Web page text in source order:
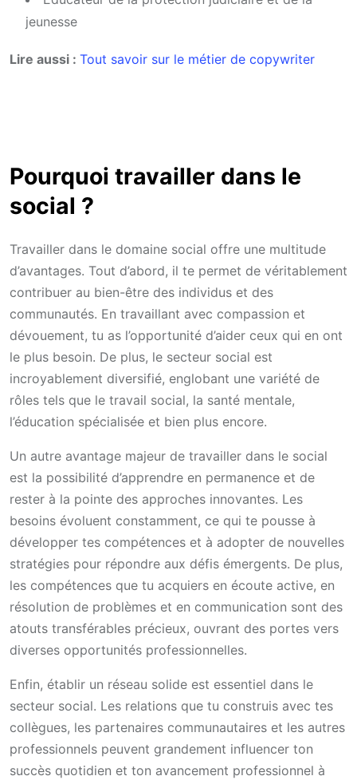
jeunesse
Lire aussi : Tout savoir sur le métier de copywriter
Pourquoi travailler dans le
social ?
Travailler dans le domaine social offre une multitude
d’avantages. Tout d’abord, il te permet de véritablement
contribuer au bien-être des individus et des
communautés. En travaillant avec compassion et
dévouement, tu as l’opportunité d’aider ceux qui en ont
le plus besoin. De plus, le secteur social est
incroyablement diversifié, englobant une variété de
rôles tels que le travail social, la santé mentale,
l’éducation spécialisée et bien plus encore.
Un autre avantage majeur de travailler dans le social
est la possibilité d’apprendre en permanence et de
rester à la pointe des approches innovantes. Les
besoins évoluent constamment, ce qui te pousse à
développer tes compétences et à adopter de nouvelles
stratégies pour répondre aux défis émergents. De plus,
les compétences que tu acquiers en écoute active, en
résolution de problèmes et en communication sont des
atouts transférables précieux, ouvrant des portes vers
diverses opportunités professionnelles.
Enfin, établir un réseau solide est essentiel dans le
secteur social. Les relations que tu construis avec tes
collègues, les partenaires communautaires et les autres
professionnels peuvent grandement influencer ton
succès quotidien et ton avancement professionnel à